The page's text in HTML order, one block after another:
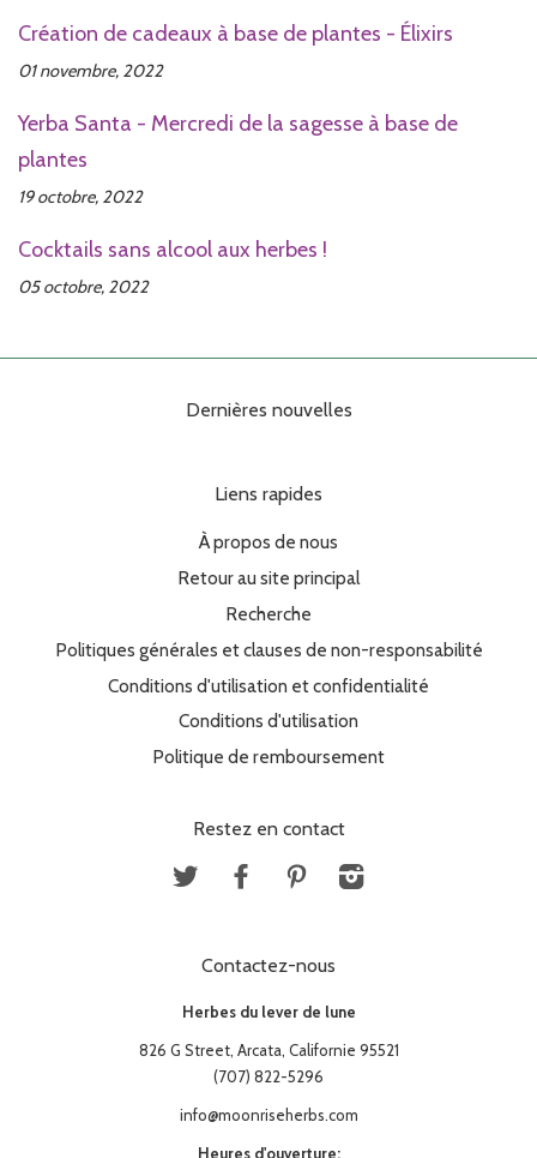
Création de cadeaux à base de plantes - Élixirs
01 novembre, 2022
Yerba Santa - Mercredi de la sagesse à base de
plantes
19 octobre, 2022
Cocktails sans alcool aux herbes !
05 octobre, 2022
Dernières nouvelles
Liens rapides
À propos de nous
Retour au site principal
Recherche
Politiques générales et clauses de non-responsabilité
Conditions d'utilisation et confidentialité
Conditions d'utilisation
Politique de remboursement
Restez en contact
Twitter FacebookPinterest
Contactez-nous
Herbes du lever de lune
826 G Street, Arcata, Californie 95521
(707) 822-5296
info@moonriseherbs.com
Heures d'ouverture: